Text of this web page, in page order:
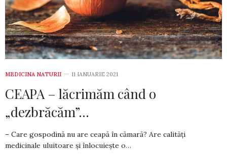
MEDICINA NATURII 11 IANUARIE 2021
CEAPA – lăcrimăm când o
„dezbrăcăm”…
– Care gospodină nu are ceapă în cămară? Are calități
medicinale uluitoare și înlocuiește o…